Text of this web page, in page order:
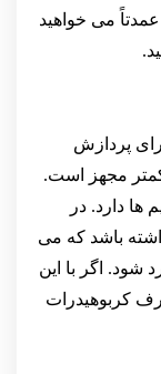
می خواهید
پردازش
مجهز است.
ها دارد. در
باشد که می
شود. اگر با این
کربوهیدرات